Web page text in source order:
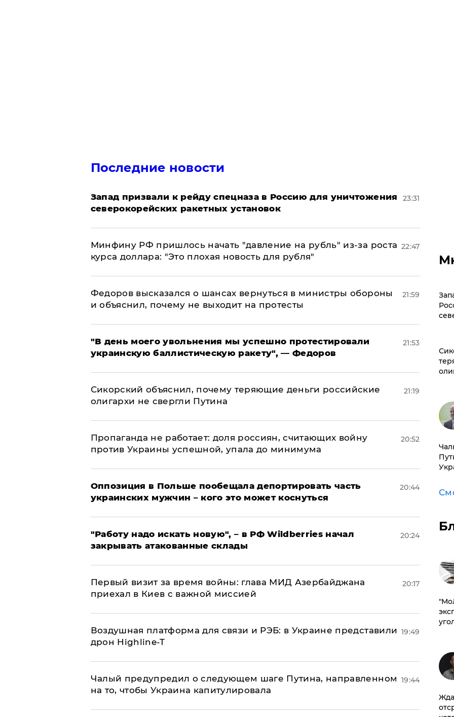
Последние новости
Запад призвали к рейду спецназа в Россию для уничтожения
северокорейских ракетных установок
23:31
Минфину РФ пришлось начать "давление на рубль" из-за роста
курса доллара: "Это плохая новость для рубля"
22:47
Федоров высказался о шансах вернуться в министры обороны
и объяснил, почему не выходит на протесты
21:59
​"В день моего увольнения мы успешно протестировали
украинскую баллистическую ракету", — Федоров
21:53
Сикорский объяснил, почему теряющие деньги российские
олигархи не свергли Путина
21:19
​Пропаганда не работает: доля россиян, считающих войну
против Украины успешной, упала до минимума
20:52
Оппозиция в Польше пообещала депортировать часть
украинских мужчин – кого это может коснуться
20:44
"Работу надо искать новую", – в РФ Wildberries начал
закрывать атакованные склады
20:24
Первый визит за время войны: глава МИД Азербайджана
приехал в Киев с важной миссией
20:17
Воздушная платформа для связи и РЭБ: в Украине представили
дрон Highline-T
19:49
Чалый предупредил о следующем шаге Путина, направленном
на то, чтобы Украина капитулировала
19:44